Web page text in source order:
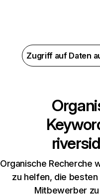
Zugriff auf Daten
Organische Recherche
zu helfen, die
Mitbewerber